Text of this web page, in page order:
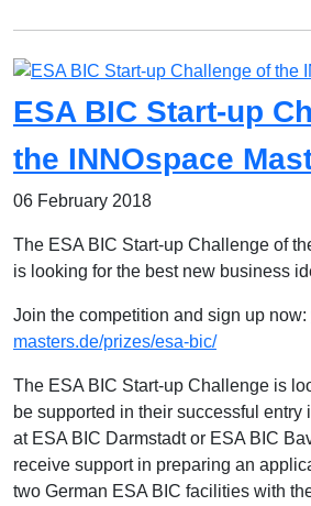
ESA BIC Start-up
the INNOspace
06 February 2018
The ESA BIC Start-up Challenge of
is looking for the best new business
Join the competition and sign up now:
masters.de/prizes/esa-bic/
The ESA BIC Start-up Challenge is
be supported in their successful entry
at ESA BIC Darmstadt or ESA BIC
receive support in preparing an
two German ESA BIC facilities with